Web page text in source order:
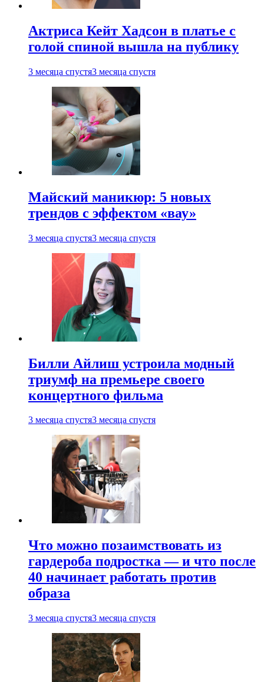
Актриса Кейт Хадсон в платье с
голой спиной вышла на публику
3 месяца спустя3 месяца спустя
Майский маникюр: 5 новых
трендов с эффектом «вау»
3 месяца спустя3 месяца спустя
Билли Айлиш устроила модный
триумф на премьере своего
концертного фильма
3 месяца спустя3 месяца спустя
Что можно позаимствовать из
гардероба подростка — и что после
40 начинает работать против
образа
3 месяца спустя3 месяца спустя